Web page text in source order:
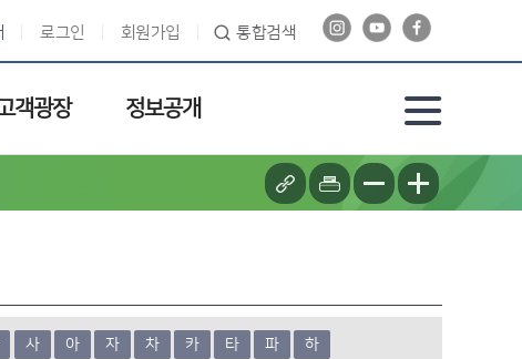
로그인 회원가입 통합검색
객광장 정보공개
사 아 자 차 카 타 파 하